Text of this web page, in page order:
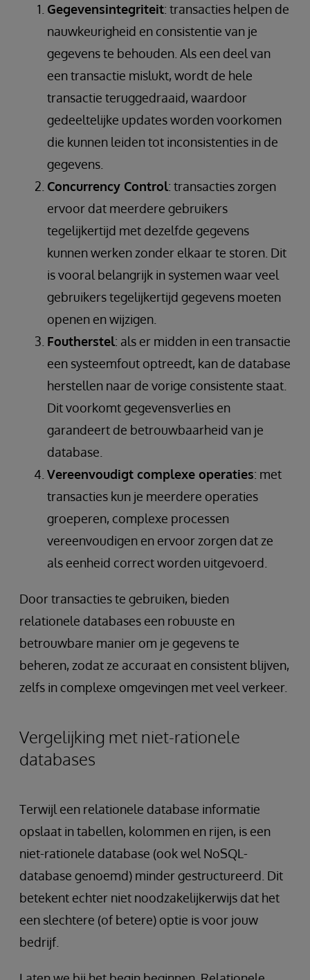
Gegevensintegriteit: transacties helpen de
nauwkeurigheid en consistentie van je
gegevens te behouden. Als een deel van
een transactie mislukt, wordt de hele
transactie teruggedraaid, waardoor
gedeeltelijke updates worden voorkomen
die kunnen leiden tot inconsistenties in de
gegevens.
Concurrency Control: transacties zorgen
ervoor dat meerdere gebruikers
tegelijkertijd met dezelfde gegevens
kunnen werken zonder elkaar te storen. Dit
is vooral belangrijk in systemen waar veel
gebruikers tegelijkertijd gegevens moeten
openen en wijzigen.
Foutherstel: als er midden in een transactie
een systeemfout optreedt, kan de database
herstellen naar de vorige consistente staat.
Dit voorkomt gegevensverlies en
garandeert de betrouwbaarheid van je
database.
Vereenvoudigt complexe operaties: met
transacties kun je meerdere operaties
groeperen, complexe processen
vereenvoudigen en ervoor zorgen dat ze
als eenheid correct worden uitgevoerd.
Door transacties te gebruiken, bieden
relationele databases een robuuste en
betrouwbare manier om je gegevens te
beheren, zodat ze accuraat en consistent blijven,
zelfs in complexe omgevingen met veel verkeer.
Vergelijking met niet-rationele
databases
Terwijl een relationele database informatie
opslaat in tabellen, kolommen en rijen, is een
niet-rationele database (ook wel NoSQL-
database genoemd) minder gestructureerd. Dit
betekent echter niet noodzakelijkerwijs dat het
een slechtere (of betere) optie is voor jouw
bedrijf.